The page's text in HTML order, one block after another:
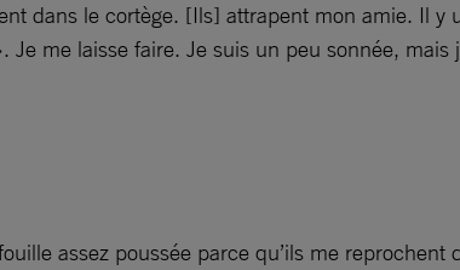
dans le cortège. [Ils] attrapent mon amie. Il
me laisse faire. Je suis un peu sonnée,
assez poussée parce qu’ils me